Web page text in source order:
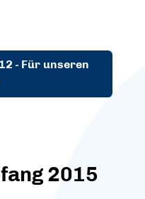
- Für unseren
2015